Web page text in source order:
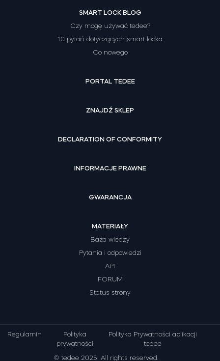
Tedee GO2
Kup teraz
SMART LOCK BLOG
Czy mogę używać tedee?
10 pytań dotyczących smart locka
Co nowego
PORTAL TEDEE
ZNAJDŹ SKLEP
DECLARATION OF CONFORMITY
INFORMACJE PRAWNE
GWARANCJA
MATERIAŁY
Baza wiedzy
Pytania i odpowiedzi
API
FORUM
Status strony
Regulamin
Polityka
prywatności
Polityka Prywatności aplikacji
tedee
© tedee 2025. All rights reserved.